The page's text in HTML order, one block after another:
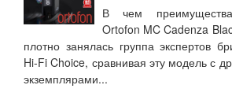
В чем преимущества
Ortofon MC Cadenza
плотно занялась группа экспертов
Hi-Fi Choice, сравнивая эту модель с
экземплярами...